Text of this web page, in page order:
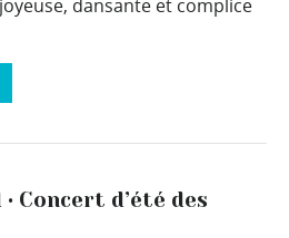
dansante et complice
Concert d’été des